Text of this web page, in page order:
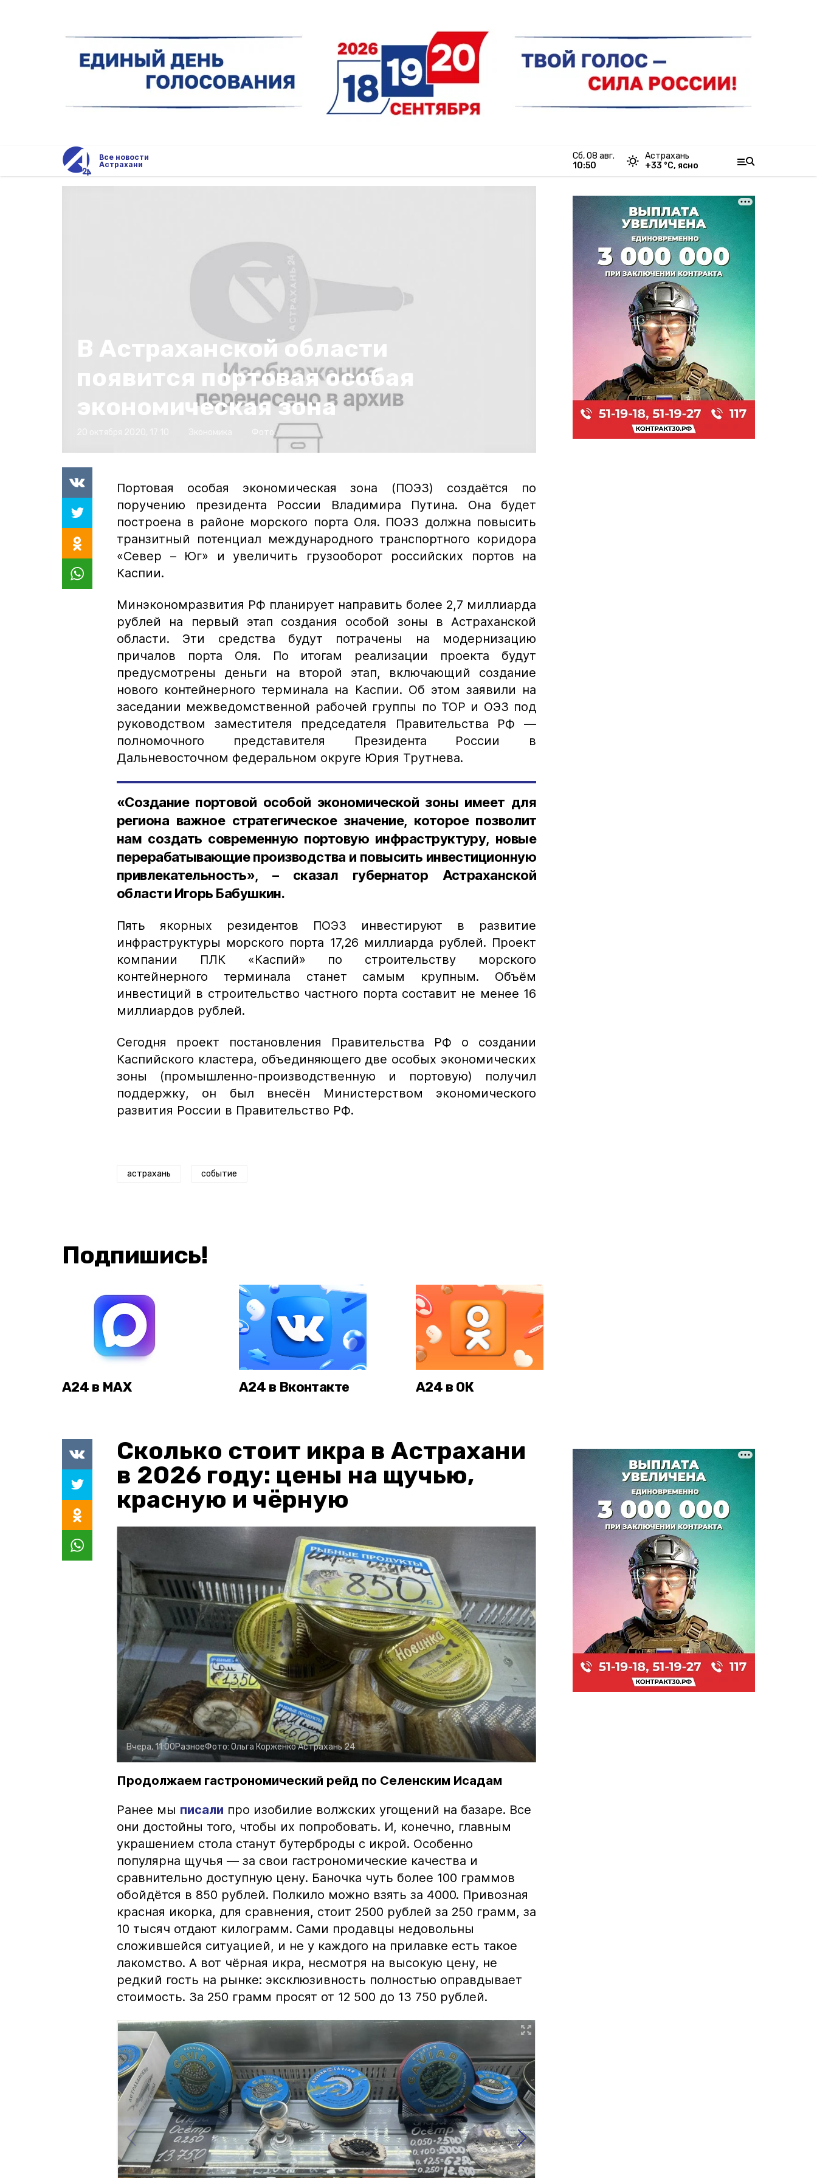
Все новости
Астрахани
сб, 08 авг.
10:50
Астрахань
+33 °С, ясно
В Астраханской области
появится портовая особая
экономическая зона
Фото:
Портовая особая экономическая зона (ПОЭЗ) создаётся по
поручению президента России Владимира Путина. Она будет
построена в районе морского порта Оля. ПОЭЗ должна повысить
транзитный потенциал международного транспортного коридора
«Север – Юг» и увеличить грузооборот российских портов на
Каспии.
Минэкономразвития РФ планирует направить более 2,7 миллиарда
рублей на первый этап создания особой зоны в Астраханской
области. Эти средства будут потрачены на модернизацию
причалов порта Оля. По итогам реализации проекта будут
предусмотрены деньги на второй этап, включающий создание
нового контейнерного терминала на Каспии. Об этом заявили на
заседании межведомственной рабочей группы по ТОР и ОЭЗ под
руководством заместителя председателя Правительства РФ —
полномочного представителя Президента России в
Дальневосточном федеральном округе Юрия Трутнева.
«Создание портовой особой экономической зоны имеет для
региона важное стратегическое значение, которое позволит
нам создать современную портовую инфраструктуру, новые
перерабатывающие производства и повысить инвестиционную
привлекательность», – сказал губернатор Астраханской
области Игорь Бабушкин.
Пять якорных резидентов ПОЭЗ инвестируют в развитие
инфраструктуры морского порта 17,26 миллиарда рублей. Проект
компании ПЛК «Каспий» по строительству морского
контейнерного терминала станет самым крупным. Объём
инвестиций в строительство частного порта составит не менее 16
миллиардов рублей.
Сегодня проект постановления Правительства РФ о создании
Каспийского кластера, объединяющего две особых экономических
зоны (промышленно-производственную и портовую) получил
поддержку, он был внесён Министерством экономического
развития России в Правительство РФ.
астрахань событие
Подпишись!
А24 в MAX А24 в Вконтакте А24 в ОК
Сколько стоит икра в Астрахани
в 2026 году: цены на щучью,
красную и чёрную
Вчера, 11:00РазноеФото: Ольга КорженкоАстрахань 24
Продолжаем гастрономический рейд по Селенским Исадам
Ранее мы писали про изобилие волжских угощений на базаре. Все
они достойны того, чтобы их попробовать. И, конечно, главным
украшением стола станут бутерброды с икрой. Особенно
популярна щучья — за свои гастрономические качества и
сравнительно доступную цену. Баночка чуть более 100 граммов
обойдётся в 850 рублей. Полкило можно взять за 4000. Привозная
красная икорка, для сравнения, стоит 2500 рублей за 250 грамм, за
10 тысяч отдают килограмм. Сами продавцы недовольны
сложившейся ситуацией, и не у каждого на прилавке есть такое
лакомство. А вот чёрная икра, несмотря на высокую цену, не
редкий гость на рынке: эксклюзивность полностью оправдывает
стоимость. За 250 грамм просят от 12 500 до 13 750 рублей.